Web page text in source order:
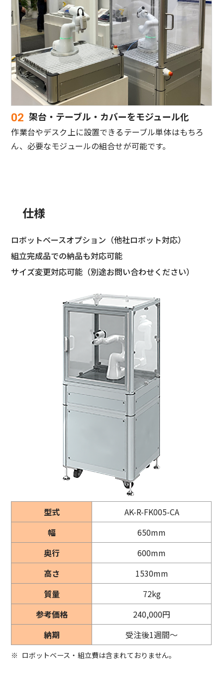
02 架台・テーブル・カバーをモジュール化
作業台やデスク上に設置できるテーブル単体はもちろ
ん、必要なモジュールの組合せが可能です。
仕様
ロボットベースオプション（他社ロボット対応）
組立完成品での納品も対応可能
サイズ変更対応可能（別途お問い合わせください）
型式
AK-R-FK005-CA
幅
650mm
奥行
600mm
高さ
1530mm
質量
72kg
参考価格
240,000円
納期
受注後1週間～
※ ロボットベース・組立費は含まれておりません。